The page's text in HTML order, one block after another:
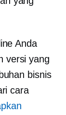
Anda
versi yang
bisnis
cara